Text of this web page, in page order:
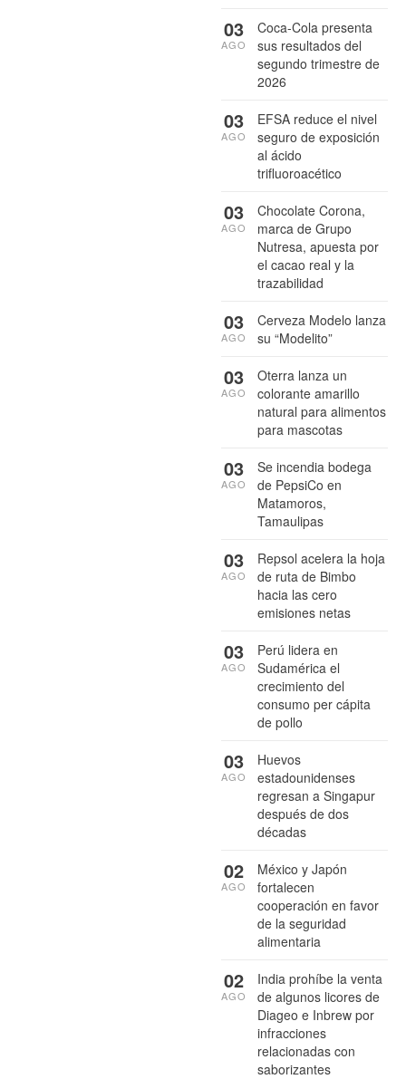
Coca-Cola presenta
sus resultados del
segundo trimestre de
2026
03
AGO
EFSA reduce el nivel
seguro de exposición
al ácido
trifluoroacético
03
AGO
Chocolate Corona,
marca de Grupo
Nutresa, apuesta por
el cacao real y la
trazabilidad
03
AGO
Cerveza Modelo lanza
su “Modelito”
03
AGO
Oterra lanza un
colorante amarillo
natural para alimentos
para mascotas
03
AGO
Se incendia bodega
de PepsiCo en
Matamoros,
Tamaulipas
03
AGO
Repsol acelera la hoja
de ruta de Bimbo
hacia las cero
emisiones netas
03
AGO
Perú lidera en
Sudamérica el
crecimiento del
consumo per cápita
de pollo
03
AGO
Huevos
estadounidenses
regresan a Singapur
después de dos
décadas
03
AGO
México y Japón
fortalecen
cooperación en favor
de la seguridad
alimentaria
02
AGO
India prohíbe la venta
de algunos licores de
Diageo e Inbrew por
infracciones
relacionadas con
saborizantes
02
AGO